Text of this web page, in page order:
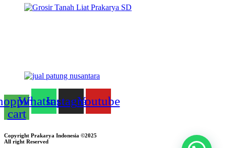
cart
WhatsappInstagramYoutube
Copyright Prakarya Indonesia ©2025
All right Reserved